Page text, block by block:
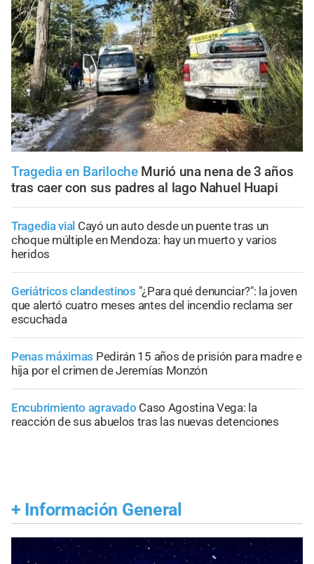
Tragedia en Bariloche Murió una nena de 3 años
tras caer con sus padres al lago Nahuel Huapi
Tragedia vial Cayó un auto desde un puente tras un
choque múltiple en Mendoza: hay un muerto y varios
heridos
Geriátricos clandestinos "¿Para qué denunciar?": la joven
que alertó cuatro meses antes del incendio reclama ser
escuchada
Penas máximas Pedirán 15 años de prisión para madre e
hija por el crimen de Jeremías Monzón
Encubrimiento agravado Caso Agostina Vega: la
reacción de sus abuelos tras las nuevas detenciones
+ Información General